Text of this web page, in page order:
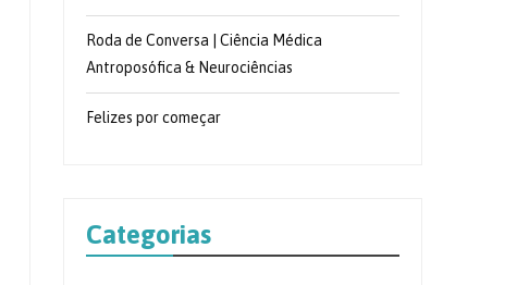
Roda de Conversa | Ciência Médica
Antroposófica & Neurociências
Felizes por começar
Categorias